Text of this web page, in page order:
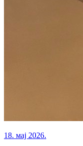
18. мај 2026.